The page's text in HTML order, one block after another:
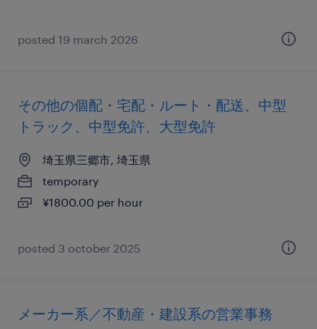
posted 19 march 2026
その他の個配・宅配・ルート・配送、中型
トラック、中型免許、大型免許
埼玉県三郷市, 埼玉県
temporary
¥1800.00 per hour
posted 3 october 2025
メーカー系／不動産・建設系の営業事務